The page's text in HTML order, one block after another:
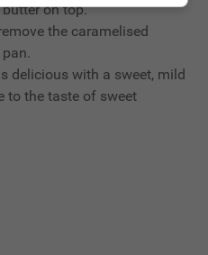
on top.
the caramelised
delicious with a sweet, mild
to the taste of sweet